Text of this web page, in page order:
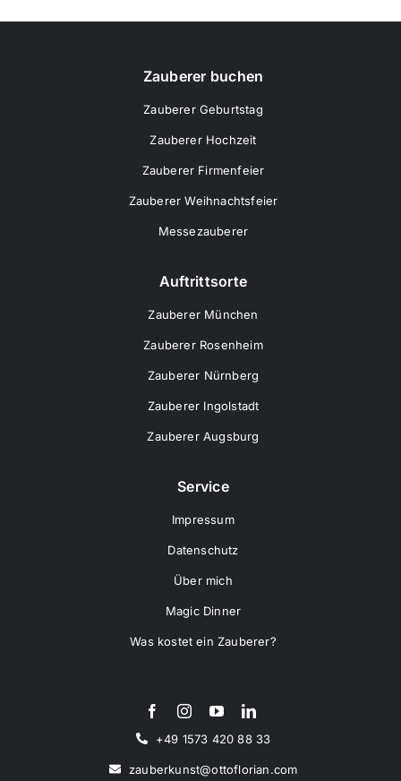
Zauberer buchen
Zauberer Geburtstag
Zauberer Hochzeit
Zauberer Firmenfeier
Zauberer Weihnachtsfeier
Messezauberer
Auftrittsorte
Zauberer München
Zauberer Rosenheim
Zauberer Nürnberg
Zauberer Ingolstadt
Zauberer Augsburg
Service
Impressum
Datenschutz
Über mich
Magic Dinner
Was kostet ein Zauberer?
+49 1573 420 88 33
zauberkunst@ottoflorian.com